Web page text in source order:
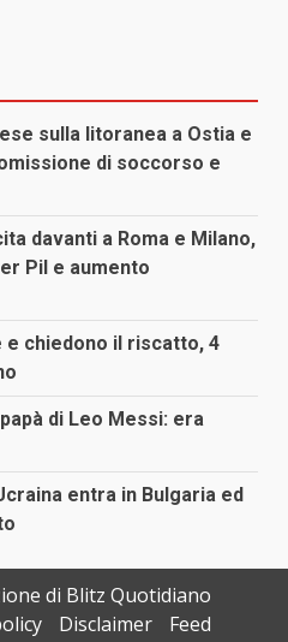
sulla litoranea a Ostia e
di soccorso e
davanti a Roma e Milano,
Pil e aumento
e chiedono il riscatto, 4
di Leo Messi: era
entra in Bulgaria ed
di Blitz Quotidiano
Disclaimer Feed